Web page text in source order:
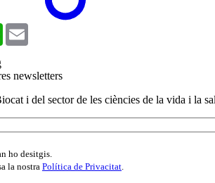
WhatsApp
newsletters
i del sector de les ciències de la vida i la
ho desitgis.
la nostra Política de Privacitat.